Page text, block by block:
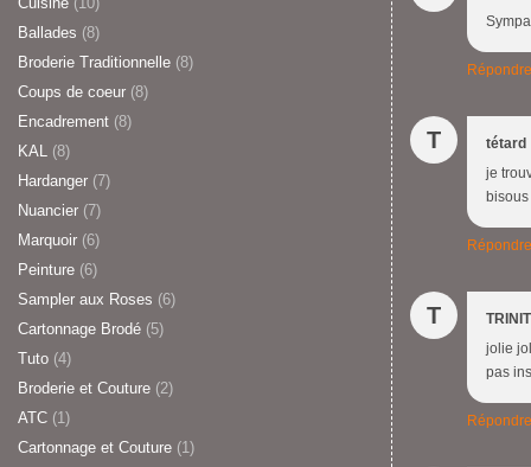
Ballades (8)
Broderie Traditionnelle (8)
Coups de coeur (8)
Encadrement (8)
KAL (8)
Hardanger (7)
Nuancier (7)
Marquoir (6)
Peinture (6)
Sampler aux Roses (6)
Cartonnage Brodé (5)
Tuto (4)
Broderie et Couture (2)
ATC (1)
Cartonnage et Couture (1)
Répondre
T
tétard
je
bisous
Répondre
T
jolie
pas
Répondre